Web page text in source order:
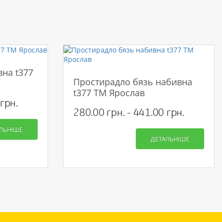
t377
Простирадло бязь набивна
t377 ТМ Ярослав
280.00 грн. - 441.00 грн.
ДЕТАЛЬНІШЕ